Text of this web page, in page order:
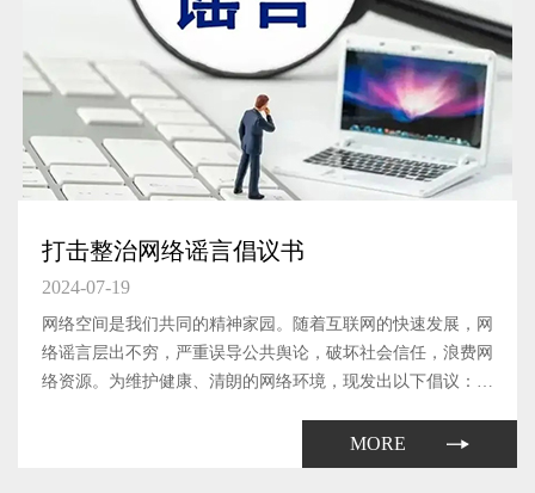
打击整治网络谣言倡议书
2024-07-19
网络空间是我们共同的精神家园。随着互联网的快速发展，网
络谣言层出不穷，严重误导公共舆论，破坏社会信任，浪费网
络资源。为维护健康、清朗的网络环境，现发出以下倡议：
要多方查证，不随意转发未经证实的信息；提高自身的媒介素
MORE